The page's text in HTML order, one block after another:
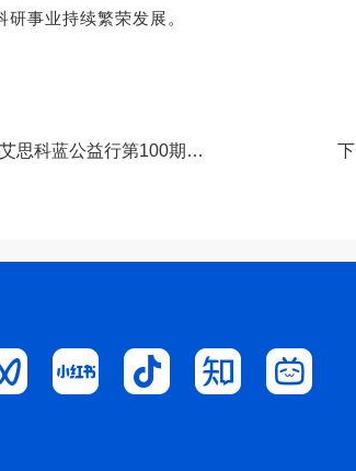
事业持续繁荣发展。
上一篇：中国科学网、环球网、粤科网对艾思科蓝公益行第100期成功举办进行报道